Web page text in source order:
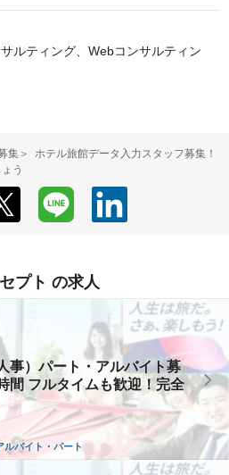
ルティング、Webコンサルティン
集＞ ホテル旅館データ入力スタッフ募集！
う
プト の求人
事）パート・アルバイト募
間 フルタイムも歓迎！完全
ルバイト・パート